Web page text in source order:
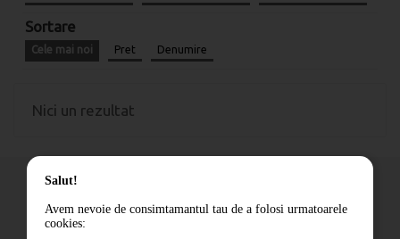
Sortare
Cele mai noi Pret Denumire
Nici un rezultat
Cum comand
Salut!
Avem nevoie de consimtamantul tau de a folosi urmatoarele
cookies: